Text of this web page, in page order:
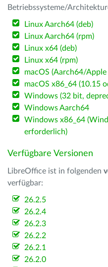
Betriebssysteme/
Linux Aarch64 (deb)
Linux Aarch64 (rpm)
Linux x64 (deb)
Linux x64 (rpm)
macOS (Aarch64/Apple
macOS x86_64 (10.15
Windows (32 bit,
Windows Aarch64
Windows x86_64
erforderlich)
Verfügbare Versionen
LibreOffice ist in folgenden
verfügbar:
26.2.5
26.2.4
26.2.3
26.2.2
26.2.1
26.2.0